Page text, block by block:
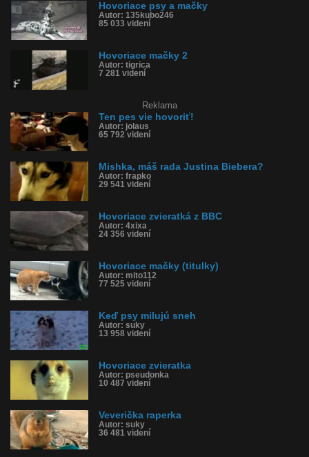
Hovoriace psy a mačky
Autor: 135kubo246
85 033 videní
Hovoriace mačky 2
Autor: tigrica
7 281 videní
Reklama
Ten pes vie hovoriť!
Autor: jolaus
65 792 videní
Mishka, máš rada Justina Biebera?
Autor: frapko
29 541 videní
Hovoriace zvieratká z BBC
Autor: 4xixa
24 356 videní
Hovoriace mačky (titulky)
Autor: mito112
77 525 videní
Keď psy milujú sneh
Autor: suky
13 958 videní
Hovoriace zvieratka
Autor: pseudonka
10 487 videní
Veverička raperka
Autor: suky
36 481 videní